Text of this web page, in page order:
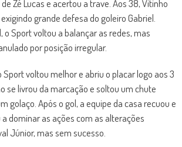
Zé Lucas e acertou a trave. Aos 38, Vitinho
grande defesa do goleiro Gabriel.
o Sport voltou a balançar as redes, mas
por posição irregular.
voltou melhor e abriu o placar logo aos 3
se livrou da marcação e soltou um chute
golaço. Após o gol, a equipe da casa recuou e
dominar as ações com as alterações
Júnior, mas sem sucesso.